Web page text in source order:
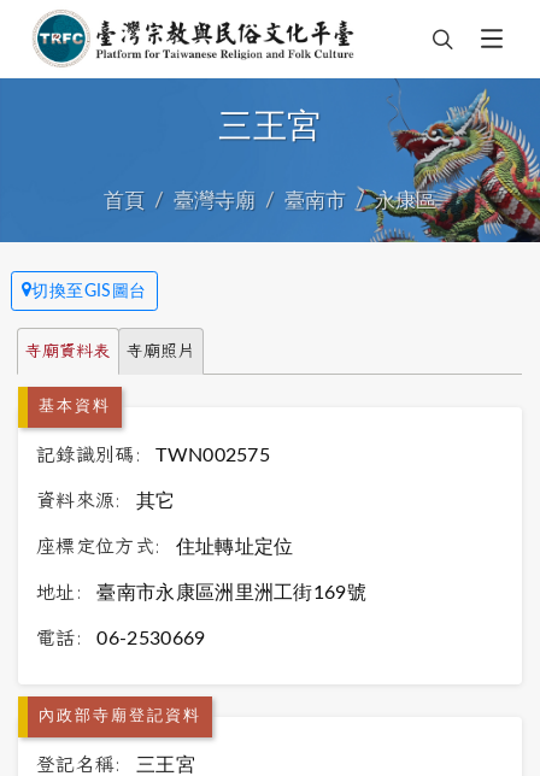
三王宮
首頁 臺灣寺廟 臺南市 永康區
切換至GIS圖台
寺廟資料表 寺廟照片
基本資料
記錄識別碼: TWN002575
資料來源: 其它
座標定位方式: 住址轉址定位
地址: 臺南市永康區洲里洲工街169號
電話: 06-2530669
內政部寺廟登記資料
登記名稱: 三王宮